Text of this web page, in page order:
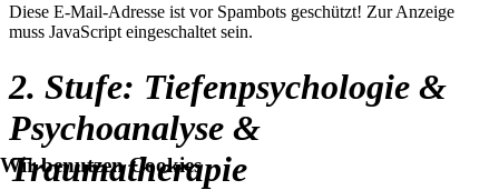
Diese E-Mail-Adresse ist vor Spambots geschützt! Zur Anzeige
muss JavaScript eingeschaltet sein.
2. Stufe: Tiefenpsychologie &
Psychoanalyse &
Traumatherapie
Wir benutzen Cookies